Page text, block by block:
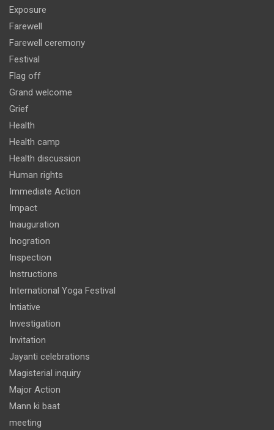
Exposure
Farewell
Farewell ceremony
Festival
Flag off
Grand welcome
Grief
Health
Health camp
Health discussion
Human rights
Immediate Action
Impact
Inauguration
Inogration
Inspection
Instructions
International Yoga Festival
Intiative
Investigation
Invitation
Jayanti celebrations
Magisterial inquiry
Major Action
Mann ki baat
meeting